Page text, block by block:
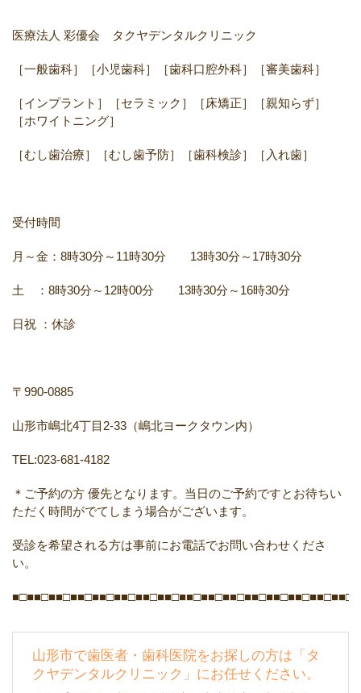
医療法人 彩優会 タクヤデンタルクリニック
［一般歯科］［小児歯科］［歯科口腔外科］［審美歯科］
［インプラント］［セラミック］［床矯正］［親知らず］
［ホワイトニング］
［むし歯治療］［むし歯予防］［歯科検診］［入れ歯］
受付時間
月～金：8時30分～11時30分 13時30分～17時30分
土 ：8時30分～12時00分 13時30分～16時30分
日祝 ：休診
〒990-0885
山形市嶋北4丁目2-33（嶋北ヨークタウン内）
TEL:023-681-4182
＊ご予約の方 優先となります。当日のご予約ですとお待ちい
ただく時間がでてしまう場合がございます。
受診を希望される方は事前にお電話でお問い合わせくださ
い。
山形市で歯医者・歯科医院をお探しの方は「タ
クヤデンタルクリニック」にお任せください。